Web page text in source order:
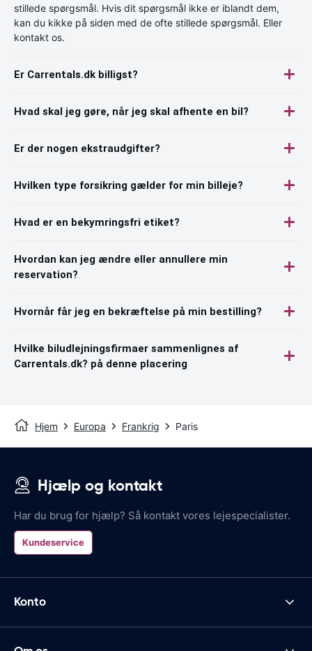
stillede spørgsmål. Hvis dit spørgsmål ikke er iblandt dem,
kan du kikke på siden med de ofte stillede spørgsmål. Eller
kontakt os.
Er Carrentals.dk billigst?
Hvad skal jeg gøre, når jeg skal afhente en bil?
Er der nogen ekstraudgifter?
Hvilken type forsikring gælder for min billeje?
Hvad er en bekymringsfri etiket?
Hvordan kan jeg ændre eller annullere min
reservation?
Hvornår får jeg en bekræftelse på min bestilling?
Hvilke biludlejningsfirmaer sammenlignes af
Carrentals.dk? på denne placering
Hjem Europa Frankrig Paris
Hjælp og kontakt
Har du brug for hjælp? Så kontakt vores lejespecialister.
Kundeservice
Konto